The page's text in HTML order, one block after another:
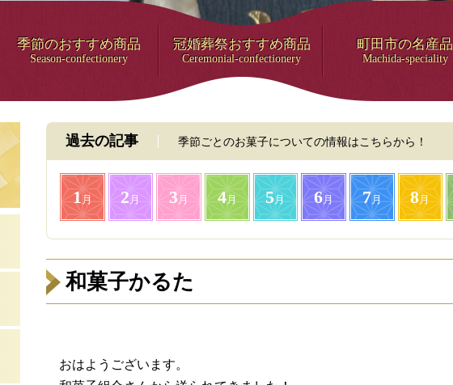
季節のおすすめ商品
Season-confectionery
冠婚葬祭おすすめ商品
Ceremonial-confectionery
町田市の名産品
Machida-speciality
過去の記事 季節ごとのお菓子についての情報はこちらから！
1月 2 月 3 月 4月 5月 6月 7月 8月
和菓子かるた
おはようございます。